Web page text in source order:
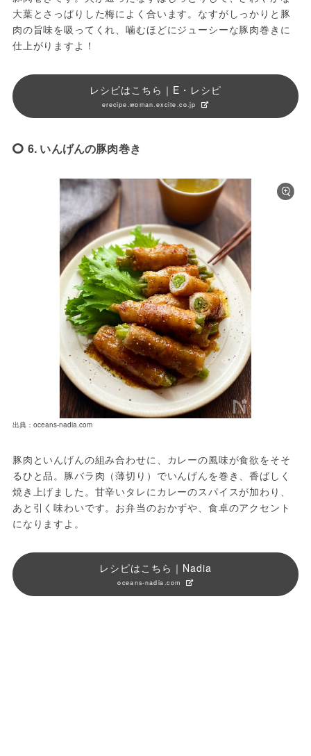
大葉とさっぱりした梅によく合います。なすがしっかりと豚
肉の旨味を吸ってくれ、噛むほどにジューシーな豚肉巻きに
仕上がりますよ！
レシピはこちら｜E・レシピ
erecipe.woman.excite.co.jp
6. いんげんの豚肉巻き
出典：oceans-nadia.com
豚肉といんげんの組み合わせに、カレーの風味が食欲をそそ
るひと品。豚バラ肉（薄切り）でいんげんを巻き、香ばしく
焼き上げました。甘辛いタレにカレーのスパイスが加わり、
あと引く味わいです。お弁当のおかずや、食卓のアクセント
になりますよ。
レシピはこちら｜Nadia
oceans-nadia.com